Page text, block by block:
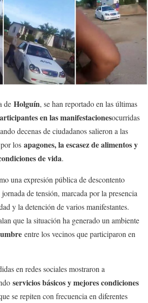
de Holguín, se han reportado en las últimas
en las manifestacionesocurridas
decenas de ciudadanos salieron a las
los apagones, la escasez de alimentos y
de vida.
una expresión pública de descontento
de tensión, marcada por la presencia
y la detención de varios manifestantes.
que la situación ha generado un ambiente
entre los vecinos que participaron en
en redes sociales mostraron a
servicios básicos y mejores condiciones
se repiten con frecuencia en diferentes